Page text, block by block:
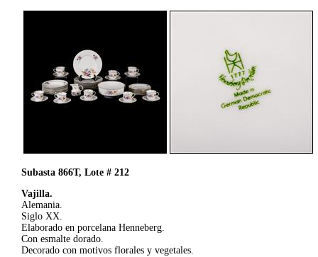
Subasta 866T, Lote # 212
Vajilla.
Alemania.
Siglo XX.
Elaborado en porcelana Henneberg.
Con esmalte dorado.
Decorado con motivos florales y vegetales.